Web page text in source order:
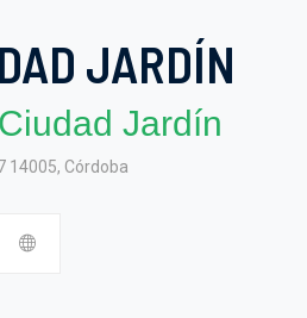
JARDÍN
Jardín
14005, Córdoba